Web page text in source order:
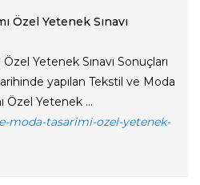
Özel Yetenek Sınavı
Yetenek Sınavı Sonuçları
yapılan Tekstil ve Moda
Özel Yetenek ...
moda-tasarimi-ozel-yetenek-